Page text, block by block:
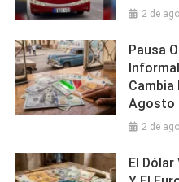
2 de
Pausa
Cambia
Agosto
2 de
El